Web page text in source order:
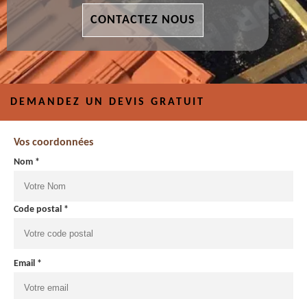
CONTACTEZ NOUS
DEMANDEZ UN DEVIS GRATUIT
Vos coordonnées
Nom *
Code postal *
Email *